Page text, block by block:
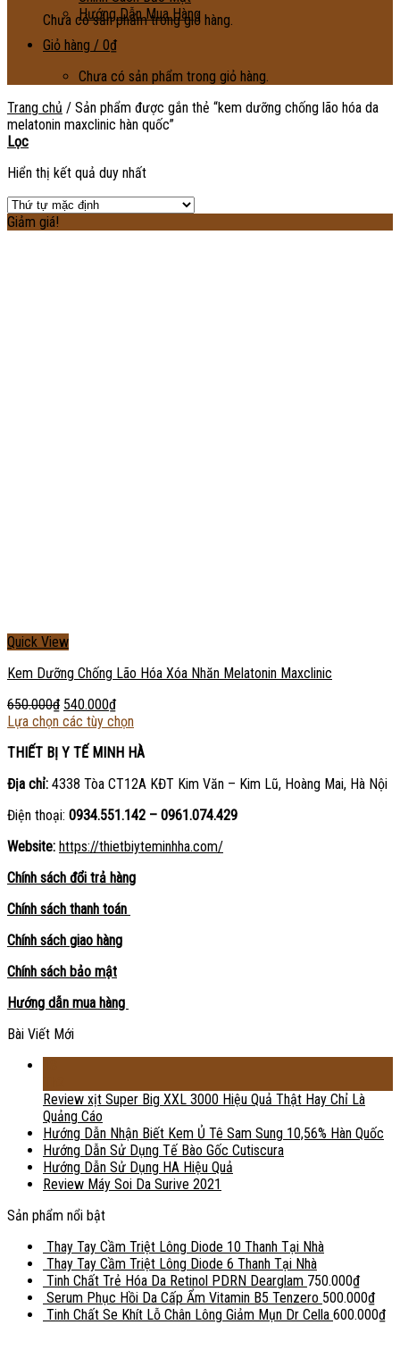
Chưa có sản phẩm trong giỏ hàng.
Hướng Dẫn Mua Hàng
Giỏ hàng / 0₫
Chưa có sản phẩm trong giỏ hàng.
Trang chủ / Sản phẩm được gắn thẻ “kem dưỡng chống lão hóa da
melatonin maxclinic hàn quốc”
Lọc
Hiển thị kết quả duy nhất
Giảm giá!
Quick View
Kem Dưỡng Chống Lão Hóa Xóa Nhăn Melatonin Maxclinic
650.000₫ 540.000₫
Lựa chọn các tùy chọn
THIẾT BỊ Y TẾ MINH HÀ
Địa chỉ: 4338 Tòa CT12A KĐT Kim Văn – Kim Lũ, Hoàng Mai, Hà Nội
Điện thoại: 0934.551.142 – 0961.074.429
Website: https://thietbiyteminhha.com/
Chính sách đổi trả hàng
Chính sách thanh toán
Chính sách giao hàng
Chính sách bảo mật
Hướng dẫn mua hàng
Bài Viết Mới
Review xịt Super Big XXL 3000 Hiệu Quả Thật Hay Chỉ Là
Quảng Cáo
Hướng Dẫn Nhận Biết Kem Ủ Tê Sam Sung 10,56% Hàn Quốc
Hướng Dẫn Sử Dụng Tế Bào Gốc Cutiscura
Hướng Dẫn Sử Dụng HA Hiệu Quả
Review Máy Soi Da Surive 2021
Sản phẩm nổi bật
Thay Tay Cầm Triệt Lông Diode 10 Thanh Tại Nhà
Thay Tay Cầm Triệt Lông Diode 6 Thanh Tại Nhà
Tinh Chất Trẻ Hóa Da Retinol PDRN Dearglam 750.000₫
Serum Phục Hồi Da Cấp Ẩm Vitamin B5 Tenzero 500.000₫
Tinh Chất Se Khít Lỗ Chân Lông Giảm Mụn Dr Cella 600.000₫